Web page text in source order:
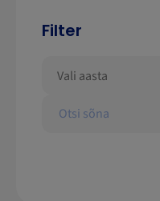
Filter
Vali aasta